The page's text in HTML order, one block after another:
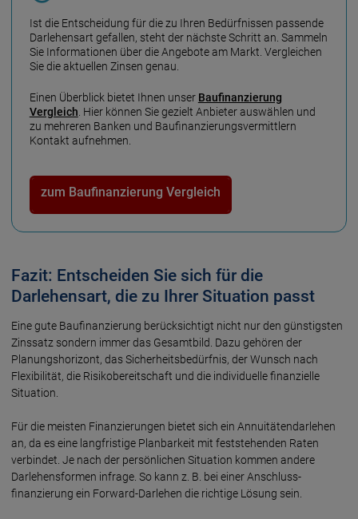
Ist die Entscheidung für die zu Ihren Bedürfnissen passende
Darlehens­art gefallen, steht der nächste Schritt an. Sammeln
Sie Informationen über die Angebote am Markt. Vergleichen
Sie die aktuellen Zinsen genau.
Einen Über­blick bietet Ihnen unser Bau­finanzierung
Vergleich . Hier können Sie gezielt Anbieter auswählen und
zu mehreren Banken und Bau­finanzierungs­vermittlern
Kontakt aufnehmen.
zum Baufinanzierung Vergleich
Fazit: Entscheiden Sie sich für die
Darlehensart, die zu Ihrer Situation passt
Eine gute Bau­finanzierung berücksichtigt nicht nur den günstigsten
Zins­satz sondern immer das Gesamt­bild. Dazu gehören der
Planungs­horizont, das Sicherheits­bedürfnis, der Wunsch nach
Flexibilität, die Risiko­bereitschaft und die individuelle finanzielle
Situation.
Für die meisten Finanzierungen bietet sich ein Annuitäten­darlehen
an, da es eine lang­fristige Planbar­keit mit fest­stehenden Raten
verbindet. Je nach der persönlichen Situation kommen andere
Darlehens­formen infrage. So kann z. B. bei einer Anschluss­
finanzierung ein Forward-Darlehen die richtige Lösung sein.